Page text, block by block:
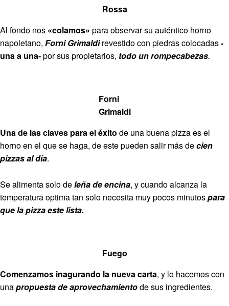
Rossa
Al fondo nos «colamos» para observar su auténtico horno
napoletano, Forni Grimaldirevestido con piedras colocadas-
una a una-por sus propietarios, todo un rompecabezas.
Forni
Grimaldi
Una de las claves para el éxito de una buena pizza es el
horno en el que se haga, de este pueden salir más decien
pizzas al día.
Se alimenta solo deleña de encina, y cuando alcanza la
temperatura optima tan solo necesita muy pocos minutospara
que la pizza este lista.
Fuego
Comenzamos inagurando la nueva carta, y lo hacemos con
unapropuesta de aprovechamientode sus ingredientes.